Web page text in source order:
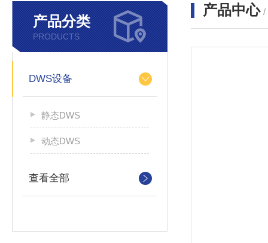
产品分类
PRODUCTS
DWS设备
静态DWS
动态DWS
查看全部
产品中心 /